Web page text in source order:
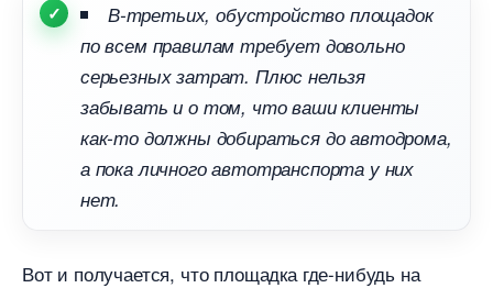
-третьих, обустройство площадок
по всем правилам требует довольно
серьезных затрат. Плюс нельзя
забывать и о том, что ваши клиенты
как-то должны добираться до автодрома,
а пока личного автотранспорта у них
нет.
от и получается, что площадка где-нибудь на